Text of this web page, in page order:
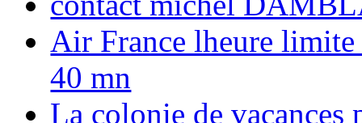
Air France lheure limite
40 mn
La colonie de vacances